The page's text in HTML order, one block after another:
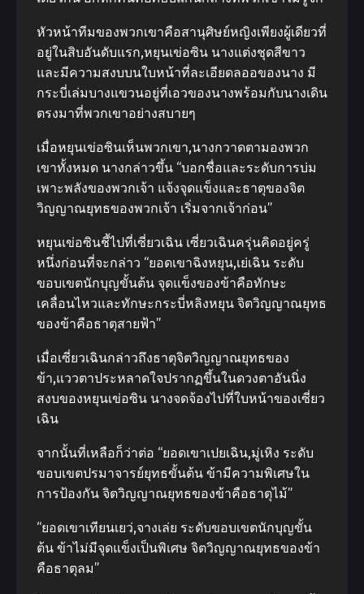
หัวหน้าทีมของพวกเขาคือสานุศิษย์หญิงเพียงผู้เดียวที่
อยู่ในสิบอันดับแรก,หยุนเข่อซิน นางแต่งชุดสีขาว
และมีความสงบบนใบหน้าที่ละเอียดลออของนาง มี
กระบี่เล่มบางแขวนอยู่ที่เอวของนางพร้อมกับนางเดิน
ตรงมาที่พวกเขาอย่างสบายๆ
เมื่อหยุนเข่อซินเห็นพวกเขา,นางกวาดตามองพวก
เขาทั้งหมด นางกล่าวขึ้น “บอกชื่อและระดับการบ่ม
เพาะพลังของพวกเจ้า แจ้งจุดแข็งและธาตุของจิต
วิญญาณยุทธของพวกเจ้า เริ่มจากเจ้าก่อน”
หยุนเข่อซินชี้ไปที่เซี่ยวเฉิน เซี่ยวเฉินครุ่นคิดอยู่ครู่
หนึ่งก่อนที่จะกล่าว “ยอดเขาฉิงหยุน,เย่เฉิน ระดับ
ขอบเขตนักบุญขั้นต้น จุดแข็งของข้าคือทักษะ
เคลื่อนไหวและทักษะกระบี่หลิงหยุน จิตวิญญาณยุทธ
ของข้าคือธาตุสายฟ้า”
เมื่อเซี่ยวเฉินกล่าวถึงธาตุจิตวิญญาณยุทธของ
ข้า,แววตาประหลาดใจปรากฏขึ้นในดวงตาอันนิ่ง
สงบของหยุนเข่อซิน นางจดจ้องไปที่ใบหน้าของเซี่ยว
เฉิน
จากนั้นที่เหลือก็ว่าต่อ “ยอดเขาเปยเฉิน,มู่เหิง ระดับ
ขอบเขตปรมาจารย์ยุทธขั้นต้น ข้ามีความพิเศษใน
การป้องกัน จิตวิญญาณยุทธของข้าคือธาตุไม้”
“ยอดเขาเทียนเยว่,จางเล่ย ระดับขอบเขตนักบุญขั้น
ต้น ข้าไม่มีจุดแข็งเป็นพิเศษ จิตวิญญาณยุทธของข้า
คือธาตุลม”